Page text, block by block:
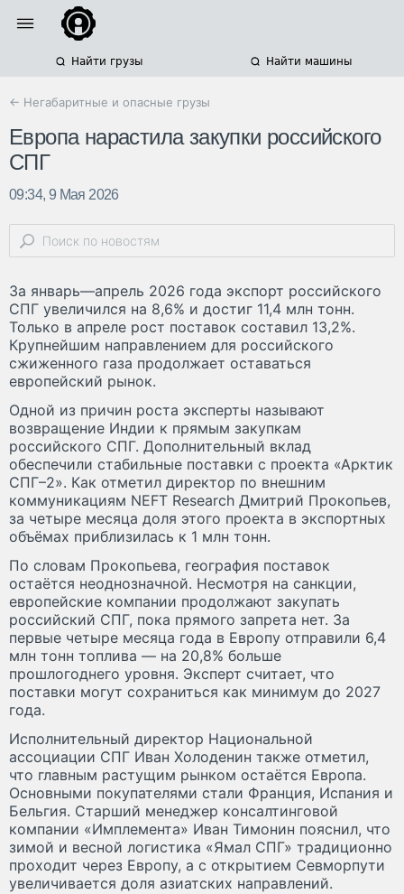
Найти грузы Найти машины
← Негабаритные и опасные грузы
Европа нарастила закупки российского
СПГ
09:34, 9 Мая 2026
За январь—апрель 2026 года экспорт российского
СПГ увеличился на 8,6% и достиг 11,4 млн тонн.
Только в апреле рост поставок составил 13,2%.
Крупнейшим направлением для российского
сжиженного газа продолжает оставаться
европейский рынок.
Одной из причин роста эксперты называют
возвращение Индии к прямым закупкам
российского СПГ. Дополнительный вклад
обеспечили стабильные поставки с проекта «Арктик
СПГ–2». Как отметил директор по внешним
коммуникациям NEFT Research Дмитрий Прокопьев,
за четыре месяца доля этого проекта в экспортных
объёмах приблизилась к 1 млн тонн.
По словам Прокопьева, география поставок
остаётся неоднозначной. Несмотря на санкции,
европейские компании продолжают закупать
российский СПГ, пока прямого запрета нет. За
первые четыре месяца года в Европу отправили 6,4
млн тонн топлива — на 20,8% больше
прошлогоднего уровня. Эксперт считает, что
поставки могут сохраниться как минимум до 2027
года.
Исполнительный директор Национальной
ассоциации СПГ Иван Холоденин также отметил,
что главным растущим рынком остаётся Европа.
Основными покупателями стали Франция, Испания и
Бельгия. Старший менеджер консалтинговой
компании «Имплемента» Иван Тимонин пояснил, что
зимой и весной логистика «Ямал СПГ» традиционно
проходит через Европу, а с открытием Севморпути
увеличивается доля азиатских направлений.